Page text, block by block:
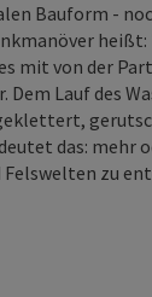
Bauform -
mit von der
Lauf des
das: mehr
zu